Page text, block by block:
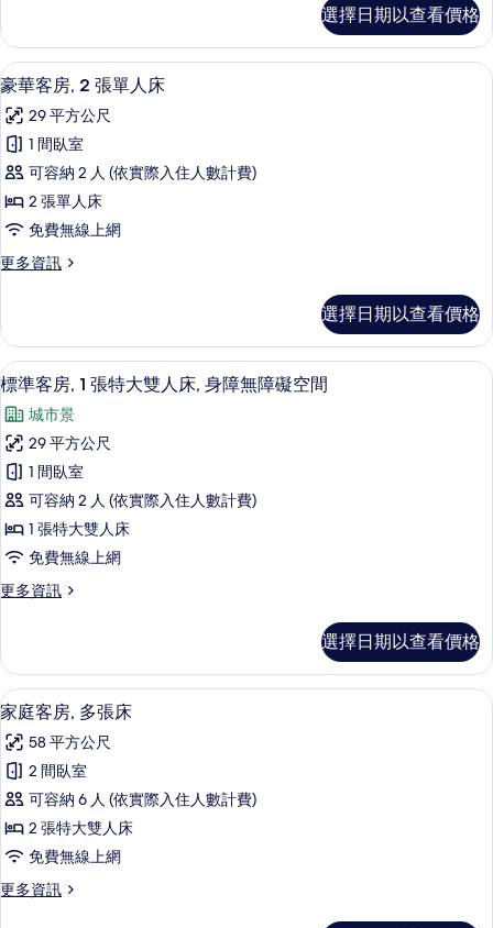
片
人
床
的
所
有
相
片
客
房,
2
單
人
的
詳
情
選擇日期以查看價格
顯
示
豪
華
客
房,
張
人
床
的
所
有
相
片
高級寢具、Tempur-Pedic 床墊、迷你
5
豪華客房, 2 張單人床
29 平方公尺
1 間臥室
可容納 2 人 (依實際入住人數計費)
2 張單人床
免費無線上網
更多資訊
更
客
房,
2
單
人
床
的
詳
情
選擇日期以查看價格
顯
示
標
準
客
房,
1
張
特
雙
人
床,
身
障
無
障
礙
空
高級寢具、Tempur-Pedic 床墊、迷你
6
標準客房, 1 張特大雙人床, 身障無障礙空間
城市景
29 平方公尺
1 間臥室
可容納 2 人 (依實際入住人數計費)
1 張特大雙人床
免費無線上網
更多資訊
更
客
房,
1
張
特
大
人
床,
身
障
無
選擇日期以查看價格
顯
示
家
庭
客
房,
多
張
高級寢具、Tempur-Pedic 床墊、迷你
11
家庭客房, 多張床
58 平方公尺
2 間臥室
可容納 6 人 (依實際入住人數計費)
2 張特大雙人床
免費無線上網
更多資訊
更